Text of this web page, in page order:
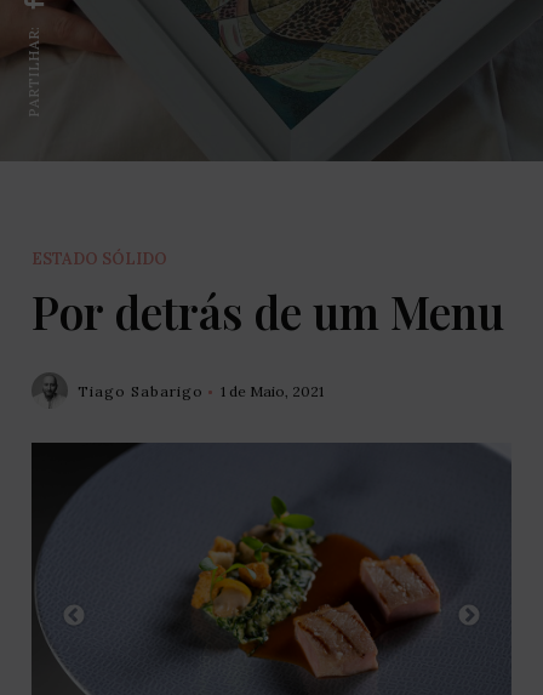
PARTILHAR:
ESTADO SÓLIDO
Por detrás de um Menu
Tiago Sabarigo 1 de Maio, 2021